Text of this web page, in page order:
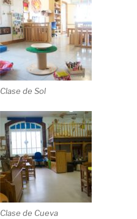
Clase de Sol
Clase de Cueva